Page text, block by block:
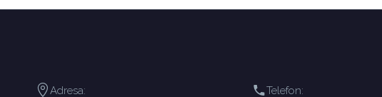
Adresa: Telefon: